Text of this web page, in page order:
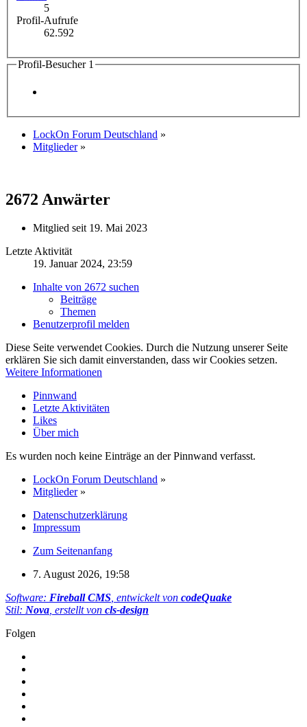
5
Profil-Aufrufe
62.592
Profil-Besucher 1
LockOn Forum Deutschland »
Mitglieder »
2672 Anwärter
Mitglied seit 19. Mai 2023
Letzte Aktivität
19. Januar 2024, 23:59
Inhalte von 2672 suchen
Beiträge
Themen
Benutzerprofil melden
Diese Seite verwendet Cookies. Durch die Nutzung unserer Seite
erklären Sie sich damit einverstanden, dass wir Cookies setzen.
Weitere Informationen
Pinnwand
Letzte Aktivitäten
Likes
Über mich
Es wurden noch keine Einträge an der Pinnwand verfasst.
LockOn Forum Deutschland »
Mitglieder »
Datenschutzerklärung
Impressum
Zum Seitenanfang
7. August 2026, 19:58
Software: Fireball CMS, entwickelt von codeQuake
Stil: Nova, erstellt von cls-design
Folgen